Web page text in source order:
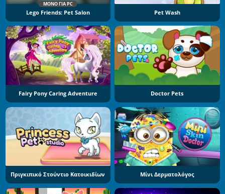
ΜΌΝΟ ΓΙΑ PC
Lego Friends: Pet Salon Pet Wash
Fairy Pony Caring Adventure Doctor Pets
Πριγκιπικό Στούντιο Κατοικιδίων Μίνι Δερματολόγος